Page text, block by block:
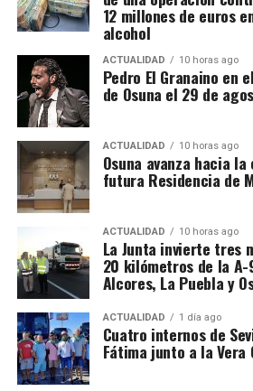
datos que permitan identificar
empresas o a los detenidos de La
que no sería responsable atribuir
negocios concretos sin
de 36 millones de euros. En la
han ejecutado actuaciones
Alcalá de Guadaíra, Arahal y
otros sectores próximos a Morón
Cazalla.
El Plan Extraordinario de
inversión global de 151,5
Andalucía para intervenir en
kilómetros pertenecientes a 137
autonómicas. Para la provincia de
reservan 24 millones de euros
actuaciones en 43 carreteras.
En el conjunto de Andalucía está
sobre 126 kilómetros de la A-92
provincias de Sevilla, Málaga,
12 millones de euros
alcohol
ACTUALIDAD 10 horas ago
Pedro El Granaino en
de Osuna el 29 de
ACTUALIDAD 10 horas ago
Osuna avanza hacia
futura Residencia de
ACTUALIDAD 10 horas ago
La Junta invierte tres
20 kilómetros de la A-
Alcores, La Puebla y
ACTUALIDAD 1 día ago
Cuatro internos de
Fátima junto a la Vera